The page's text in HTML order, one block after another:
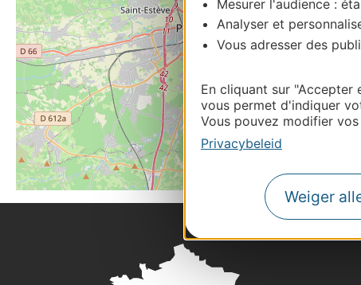
Mesurer l'audience :
Analyser et
Vous adresser des
En cliquant sur
vous permet d'indiquer
Vous pouvez modifier
Privacybeleid
Weiger